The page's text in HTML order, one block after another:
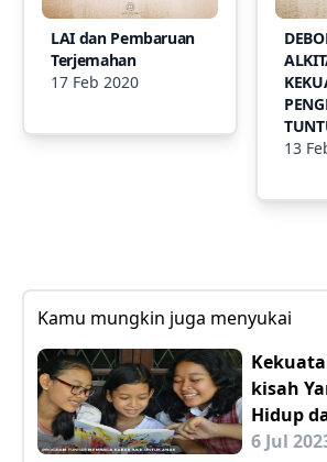
LAI dan Pembaruan
Terjemahan
17 Feb 2020
13
Kamu mungkin juga menyukai
kisah
Hidup
6 Jul